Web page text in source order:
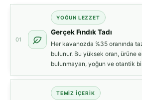
01
YOĞUN LEZZET
Gerçek Fındık Tadı
Her kavanozda %35 oranında
bulunur. Bu yüksek oran, ürüne
bulunmayan, yoğun ve otantik
TEMIZ İÇERIK